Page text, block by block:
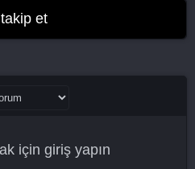
et
için giriş yapın